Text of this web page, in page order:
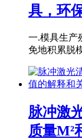
具，环
一.模具生产
免地积累脱
脉冲激
质量M²